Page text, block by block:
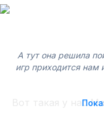
А тут она решила
игр приходится нам
Вот такая у нас